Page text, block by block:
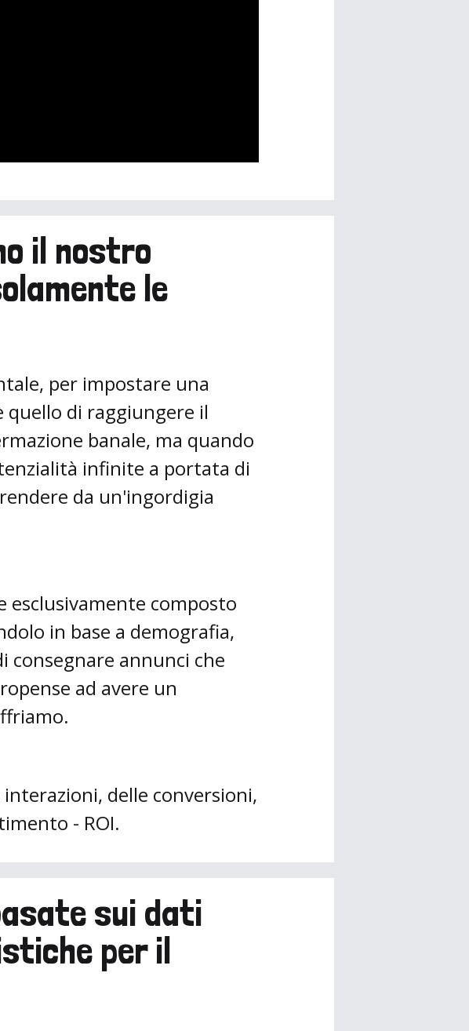
il nostro
le
per impostare una
quello di raggiungere il
banale, ma quando
infinite a portata di
da un'ingordigia
esclusivamente composto
in base a demografia,
consegnare annunci che
ad avere un
delle conversioni,
- ROI.
sui dati
per il